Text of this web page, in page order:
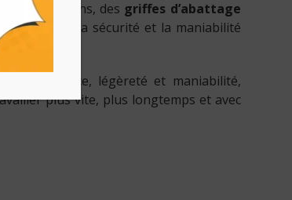
sessions, des griffes d’abattage
améliorent la sécurité et la maniabilité
puissance, légèreté et maniabilité,
plus vite, plus longtemps et avec